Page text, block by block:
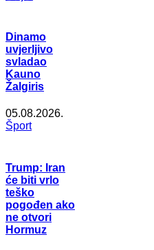
Dinamo
uvjerljivo
svladao
Kauno
Žalgiris
05.08.2026.
Šport
Trump: Iran
će biti vrlo
teško
pogođen ako
ne otvori
Hormuz